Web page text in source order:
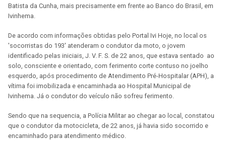
Batista da Cunha, mais precisamente em frente ao Banco do Brasil, em
Ivinhema.
De acordo com informações obtidas pelo Portal Ivi Hoje, no local os
'socorristas do 193' atenderam o condutor da moto, o jovem
identificado pelas iniciais, J. V. F. S. de 22 anos, que estava sentado ao
solo, consciente e orientado, com ferimento corte contuso no joelho
esquerdo, após procedimento de Atendimento Pré-Hospitalar (APH), a
vítima foi imobilizada e encaminhada ao Hospital Municipal de
Ivinhema. Já o condutor do veículo não sofreu ferimento.
Sendo que na sequencia, a Polícia Militar ao chegar ao local, constatou
que o condutor da motocicleta, de 22 anos, já havia sido socorrido e
encaminhado para atendimento médico.